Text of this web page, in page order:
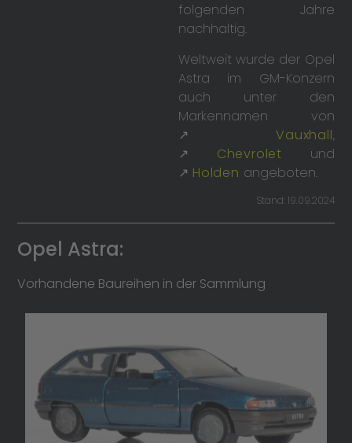
folgenden Jahre
nachhaltig.
Weltweit wurde der Opel
Astra im GM-Konzern
auch unter den
Markennamen von
↗Vauxhall,
↗ Chevrolet und
↗ Holden angeboten.
Stand: 19.09.2024
Opel Astra:
Vorhandene Baureihen in der Sammlung